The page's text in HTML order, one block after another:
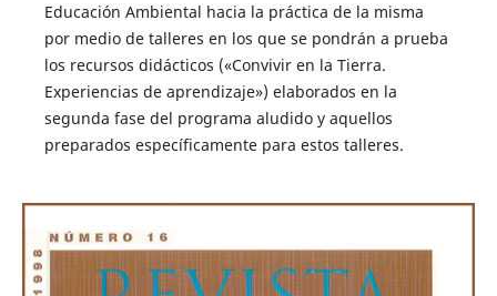
Educación Ambiental hacia la práctica de la misma
por medio de talleres en los que se pondrán a prueba
los recursos didácticos («Convivir en la Tierra.
Experiencias de aprendizaje») elaborados en la
segunda fase del programa aludido y aquellos
preparados específicamente para estos talleres.